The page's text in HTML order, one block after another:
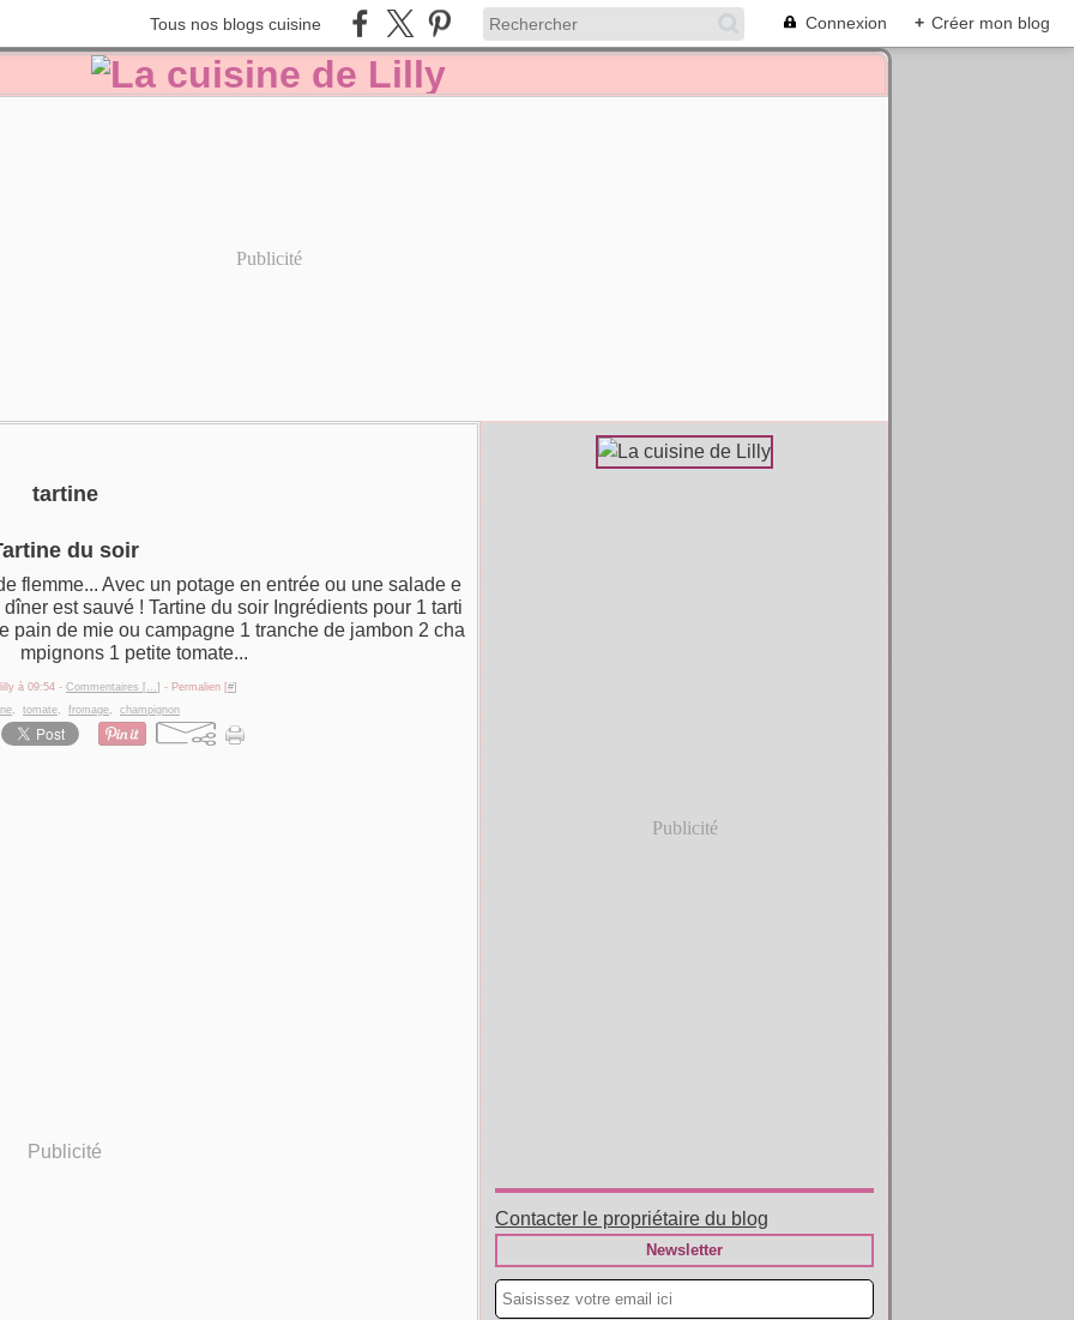
Tous nos blogs cuisine Connexion + Créer mon blog
Publicité
tartine
du soir
flemme... Avec un potage en entrée ou une salade e
est sauvé ! Tartine du soir Ingrédients pour 1 tarti
pain de mie ou campagne 1 tranche de jambon 2 cha
mpignons 1 petite tomate...
à 09:54 - Commentaires [ …] - Permalien [#]
, tomate, fromage, champignon
Publicité
Publicité
Contacter le propriétaire du blog
Newsletter